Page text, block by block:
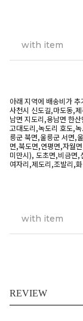
with item
아래 지역에 배송비가 추
사천시 신도길,마도동,
남면 지도리,용남면 한
고대도리,녹도리 호도,
릉군 북면,울릉군 서면,
면,북도면,연평면,자월
미만시), 도초면,비금면
여자리,제도리,조발리,
with item
REVIEW